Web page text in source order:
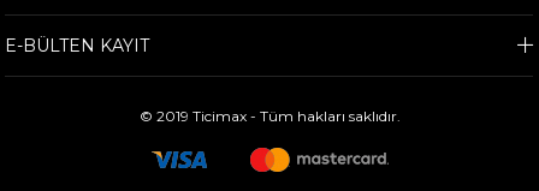
E-BÜLTEN KAYIT
© 2019 Ticimax - Tüm hakları saklıdır.